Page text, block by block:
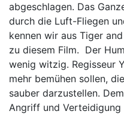
abgeschlagen. Das
durch die Luft-Fliegen
kennen wir aus Tiger
zu diesem Film. Der
wenig witzig. Regisseur
mehr bemühen sollen,
sauber darzustellen.
Angriff und